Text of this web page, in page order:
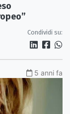
Condividi su:
5 anni fa